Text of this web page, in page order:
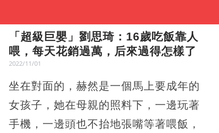
「超級巨嬰」劉思琦：16歲吃飯靠人
喂，每天花銷過萬，后來過得怎樣了
2022/11/01
坐在對面的，赫然是一個馬上要成年的
女孩子，她在母親的照料下，一邊玩著
手機，一邊頭也不抬地張嘴等著喂飯，